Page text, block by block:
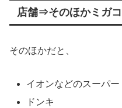
店舗⇒そのほかミガ
そのほかだと、
イオンなどのスーパー
ドンキ